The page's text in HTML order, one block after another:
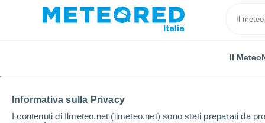
Informativa sulla Privacy
I contenuti di Ilmeteo.net (ilmeteo.net) sono stati preparati da
Il Meteo